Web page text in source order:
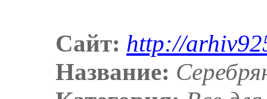
Сайт: http://
Название: